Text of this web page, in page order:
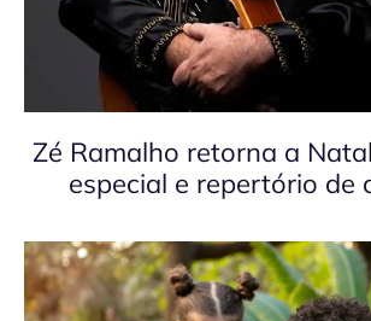
Zé Ramalho retorna a
especial e repertório de